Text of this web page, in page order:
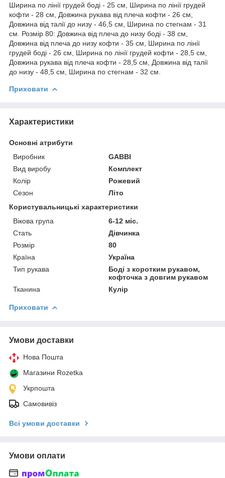
Ширина по лінії грудей боді - 25 см, Ширина по лінії грудей
кофти - 28 см, Довжина рукава від плеча кофти - 26 см,
Довжина від талії до низу - 46,5 см, Ширина по стегнам - 31
см. Розмір 80: Довжина від плеча до низу боді - 38 см,
Довжина від плеча до низу кофти - 35 см, Ширина по лінії
грудей боді - 26 см, Ширина по лінії грудей кофти - 28,5 см,
Довжина рукава від плеча кофти - 28,5 см, Довжина від талії
до низу - 48,5 см, Ширина по стегнам - 32 см.
Приховати
Характеристики
Основні атрибути
Виробник
GABBI
Вид виробу
Комплект
Колір
Рожевий
Сезон
Літо
Користувальницькі характеристики
Вікова група
6-12 міс.
Стать
Дівчинка
Розмір
80
Країна
Україна
Тип рукава
Боді з коротким рукавом,
кофточка з довгим рукавом
Тканина
Кулір
Приховати
Умови доставки
Нова Пошта
Магазини Rozetka
Укрпошта
Самовивіз
Всі умови доставки
Умови оплати